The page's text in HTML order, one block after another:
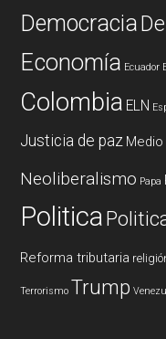
Democracia
Economía Ecuador
Colombia ELN
Justicia de paz
Neoliberalismo Papa
Politica
Reforma tributaria
Terrorismo Trump